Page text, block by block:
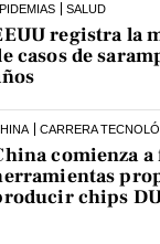
SALUD
registra la
casos de
CARRERA
comienza
chips